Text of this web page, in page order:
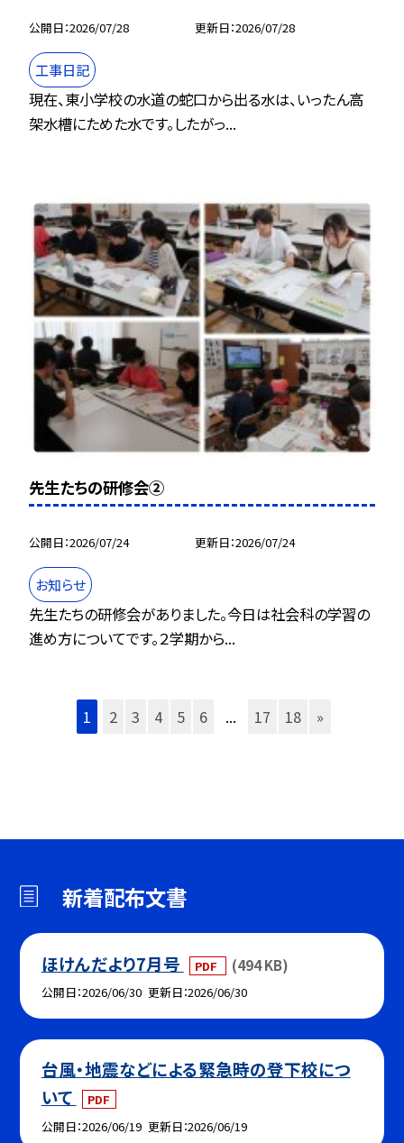
公開日 2026/07/28 更新日 2026/07/28
工事日記
現在、東小学校の水道の蛇口から出る水は、いったん高
架水槽にためた水です。したがっ...
先生たちの研修会②
公開日 2026/07/24 更新日 2026/07/24
お知らせ
先生たちの研修会がありました。今日は社会科の学習の
進め方についてです。２学期から...
1 2 3 4 5 6 ... 17 18 »
新着配布文書
ほけんだより7月号 PDF (494 KB)
公開日 2026/06/30 更新日 2026/06/30
台風・地震などによる緊急時の登下校につ
いて
PDF
公開日 2026/06/19 更新日 2026/06/19